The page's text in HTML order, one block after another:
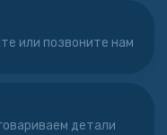
или позвоните нам
детали